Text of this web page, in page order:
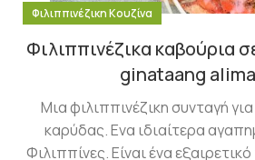
Φιλιππινέζικη Κουζίνα
Φιλιππινέζικα καβούρια
ginataang
Μια φιλιππινέζικη συνταγή
καρύδας. Ενα ιδιαίτερα
Φιλιππίνες. Είναι ένα